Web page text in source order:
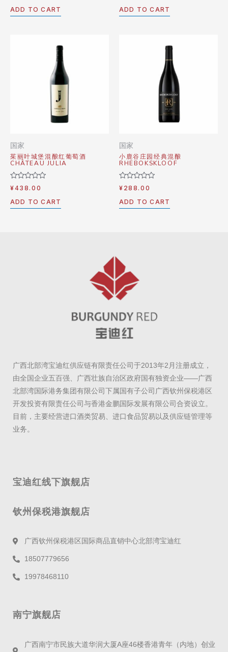
out
of
ADD TO CART
out
of
ADD TO CART
国家
茱丽叶城堡混酿红葡萄酒
CHÂTEAU JULIA
Rated
0
out
of
¥438.00
ADD TO CART
国家
小鹿谷庄园经典混酿
RHEBOKSKLOOF
Rated
0
out
of
¥ 288.00
ADD TO CART
广西北部湾宝迪红供应链有限责任公司于2013年2月注册成立，
由全国企业五百强、广西壮族自治区政府国有独资企业——广西
北部湾国际港务集团有限公司下属国有子公司广西钦州保税港区
开发投资有限责任公司与香港金鹏国际发展有限公司合资设立。
目前，主要经营进口酒类贸易、进口食品贸易以及供应链管理等
业务。
宝迪红线下旗舰店
钦州保税港旗舰店
广西钦州保税港区国际商品直销中心北部湾宝迪红
18507779656
19978468110
南宁旗舰店
广西南宁市民族大道华润大厦A座46楼香港青年（内地）创业